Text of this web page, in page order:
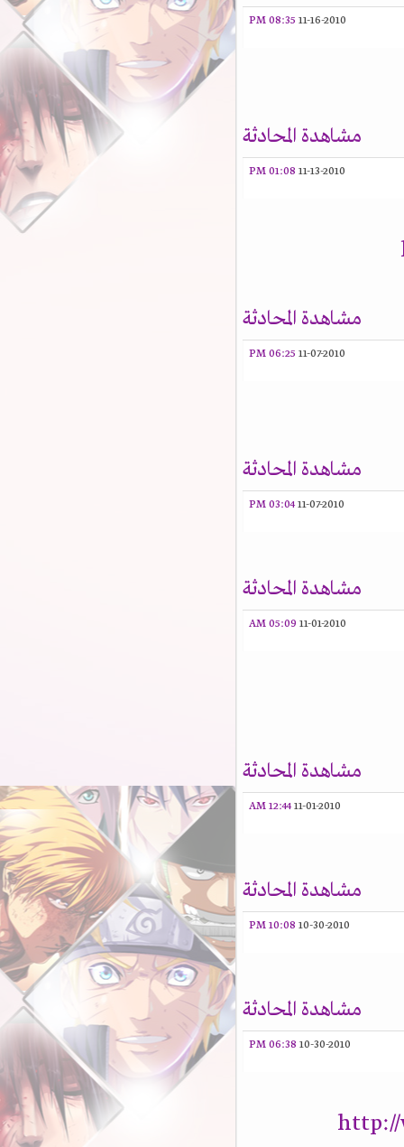
11-16-2010
08:35 PM
مشاهدة المحادثة
11-13-2010
01:08 PM
مشاهدة المحادثة
11-07-2010
06:25 PM
مشاهدة المحادثة
11-07-2010
03:04 PM
مشاهدة المحادثة
11-01-2010
05:09 AM
مشاهدة المحادثة
11-01-2010
12:44 AM
مشاهدة المحادثة
10-30-2010
10:08 PM
مشاهدة المحادثة
10-30-2010
06:38 PM
http://